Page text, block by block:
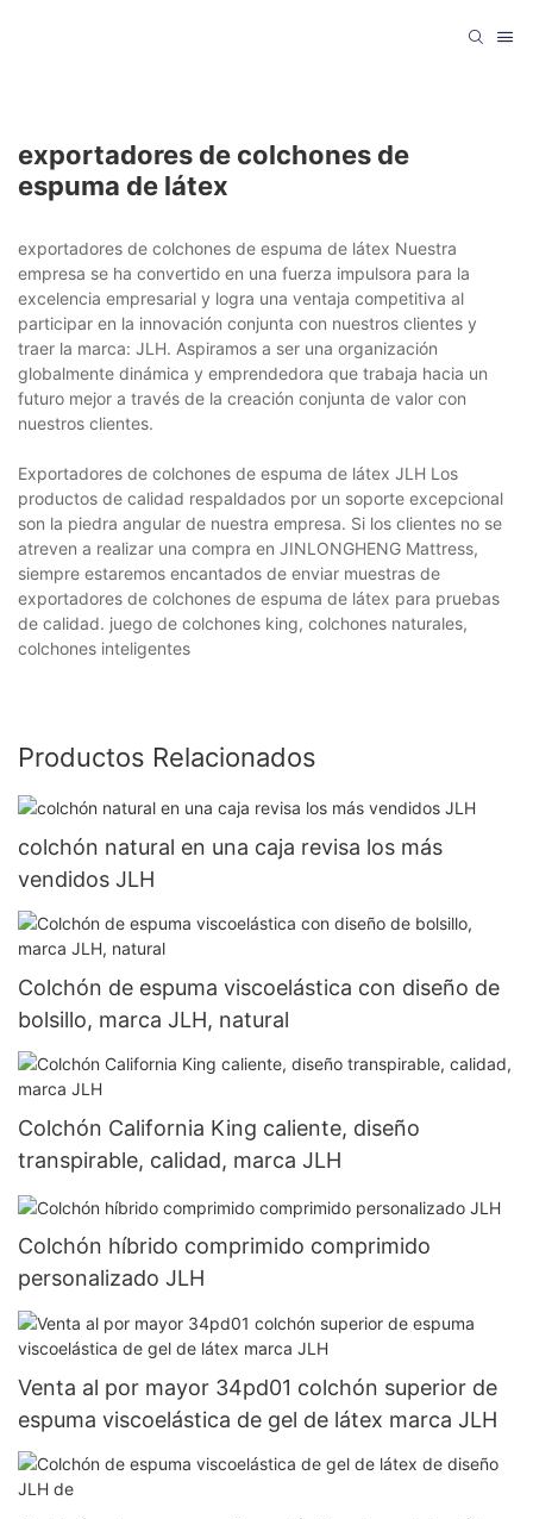
exportadores de colchones de
espuma de látex
exportadores de colchones de espuma de látex Nuestra
empresa se ha convertido en una fuerza impulsora para la
excelencia empresarial y logra una ventaja competitiva al
participar en la innovación conjunta con nuestros clientes y
traer la marca: JLH. Aspiramos a ser una organización
globalmente dinámica y emprendedora que trabaja hacia un
futuro mejor a través de la creación conjunta de valor con
nuestros clientes.
Exportadores de colchones de espuma de látex JLH Los
productos de calidad respaldados por un soporte excepcional
son la piedra angular de nuestra empresa. Si los clientes no se
atreven a realizar una compra en JINLONGHENG Mattress,
siempre estaremos encantados de enviar muestras de
exportadores de colchones de espuma de látex para pruebas
de calidad. juego de colchones king, colchones naturales,
colchones inteligentes
Productos Relacionados
colchón natural en una caja revisa los más
vendidos JLH
Colchón de espuma viscoelástica con diseño de
bolsillo, marca JLH, natural
Colchón California King caliente, diseño
transpirable, calidad, marca JLH
Colchón híbrido comprimido comprimido
personalizado JLH
Venta al por mayor 34pd01 colchón superior de
espuma viscoelástica de gel de látex marca JLH